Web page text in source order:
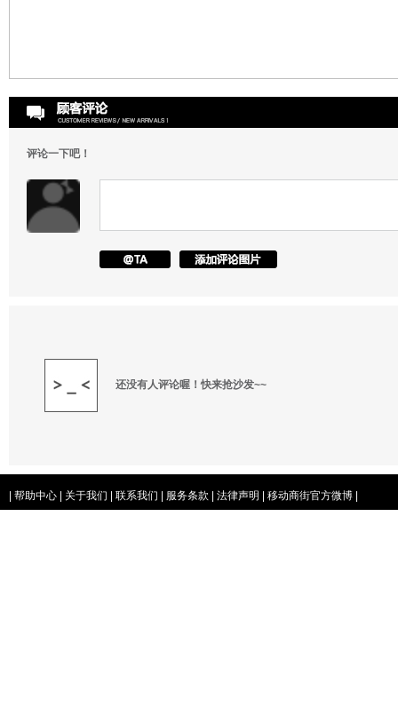
评论一下吧！
还没有人评论喔！快来抢沙发~~
帮助中心 关于我们 联系我们 服务条款 法律声明 移动商街官方微博